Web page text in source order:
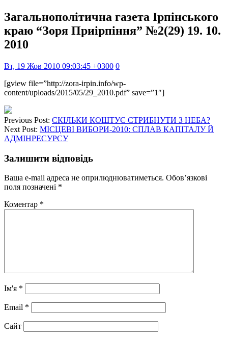
Загальнополітична газета Ірпінського
краю “Зоря Приірпіння” №2(29) 19. 10.
2010
Вт, 19 Жов 2010 09:03:45 +0300 0
[gview file=”http://zora-irpin.info/wp-
content/uploads/2015/05/29_2010.pdf” save=”1″]
Previous Post: СКІЛЬКИ КОШТУЄ СТРИБНУТИ З НЕБА?
Next Post: МІСЦЕВІ ВИБОРИ-2010: СПЛАВ КАПІТАЛУ Й
АДМІНРЕСУРСУ
Залишити відповідь
Ваша e-mail адреса не оприлюднюватиметься. Обов’язкові
поля позначені *
Коментар *
Ім'я *
Email *
Сайт